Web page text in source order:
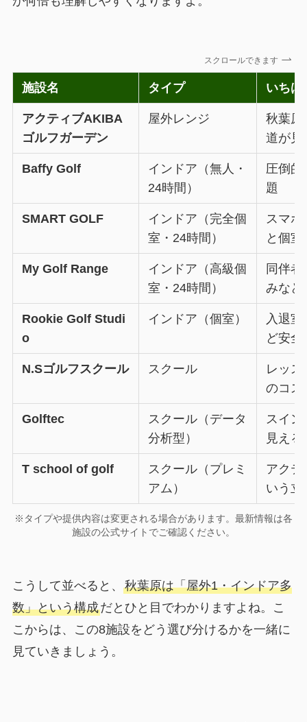
スクロールできます
施設名 タイプ いちば
アクティブAKIBA
ゴルフガーデン
屋外レンジ
秋葉原
道が見
Baffy Golf
インドア（無人・
24時間）
圧倒的
題
SMART GOLF
インドア（完全個
室・24時間）
スマホ
と個室
My Golf Range
インドア（高級個
室・24時間）
同伴
みなど
Rookie Golf Studi
o
インドア（個室）
入退室
ど安
N.Sゴルフスクール スクール
レッス
のコス
Golftec
スクール（データ
分析型）
スイン
見える
T school of golf
スクール（プレミ
アム）
アクテ
いう立
※タイプや提供内容は変更される場合があります。最新情報は各
施設の公式サイトでご確認ください。
こうして並べると、 秋葉原は「屋外1・インドア多
数」という構成だとひと目でわかりますよね。こ
こからは、この8施設をどう選び分けるかを一緒に
見ていきましょう。